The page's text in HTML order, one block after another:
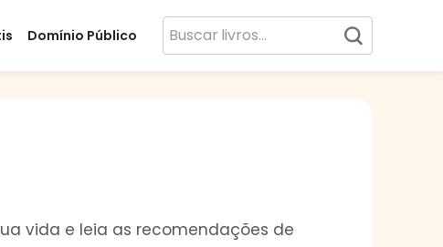
Domínio Público
vida e leia as recomendações de